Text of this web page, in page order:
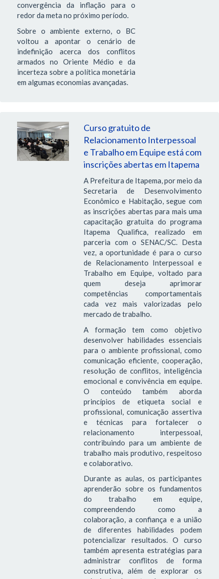
convergência da inflação para o
redor da meta no próximo período.
Sobre o ambiente externo, o BC
voltou a apontar o cenário de
indefinição acerca dos conflitos
armados no Oriente Médio e da
incerteza sobre a política monetária
em algumas economias avançadas.
Curso gratuito de
Relacionamento Interpessoal
e Trabalho em Equipe está com
inscrições abertas em Itapema
A Prefeitura de Itapema, por meio da
Secretaria de Desenvolvimento
Econômico e Habitação, segue com
as inscrições abertas para mais uma
capacitação gratuita do programa
Itapema Qualifica, realizado em
parceria com o SENAC/SC. Desta
vez, a oportunidade é para o curso
de Relacionamento Interpessoal e
Trabalho em Equipe, voltado para
quem deseja aprimorar
competências comportamentais
cada vez mais valorizadas pelo
mercado de trabalho.
A formação tem como objetivo
desenvolver habilidades essenciais
para o ambiente profissional, como
comunicação eficiente, cooperação,
resolução de conflitos, inteligência
emocional e convivência em equipe.
O conteúdo também aborda
princípios de etiqueta social e
profissional, comunicação assertiva
e técnicas para fortalecer o
relacionamento interpessoal,
contribuindo para um ambiente de
trabalho mais produtivo, respeitoso
e colaborativo.
Durante as aulas, os participantes
aprenderão sobre os fundamentos
do trabalho em equipe,
compreendendo como a
colaboração, a confiança e a união
de diferentes habilidades podem
potencializar resultados. O curso
também apresenta estratégias para
administrar conflitos de forma
construtiva, além de explorar os